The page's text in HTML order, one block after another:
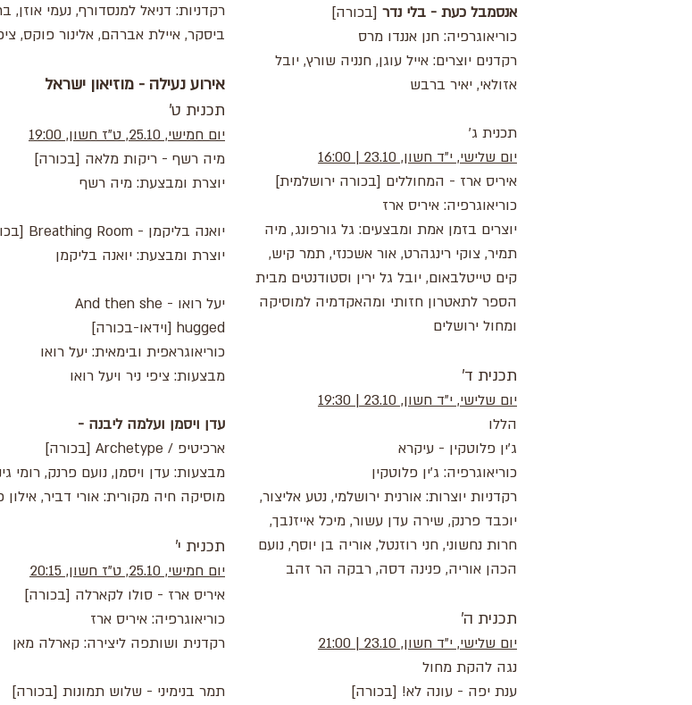
רקדניות: דניאל למנסדורף, נעמי אוזן,
ביסקר, איילת אברהם, אלינור פוקס,
אירוע נעילה - מוזיאון ישראל
תכנית ט'
יום חמישי, 25.10, ט"ז חשון, 19:00
מיה רשף - ריקות מלאה [בכורה]
יוצרת ומבצעת: מיה רשף
יואנה בליקמן - Breathing Room [בכורה]
יוצרת ומבצעת: יואנה בליקמן
יעל רואו - And then she
hugged [וידאו-בכורה]
כוריאוגראפית ובימאית: יעל רואו
מבצעות: ציפי ניר ויעל רואו
עדן ויסמן ועלמה ליבנה -
ארכיטיפ / Archetype [בכורה]
מבצעות: עדן ויסמן, נועם פרנק, רומי
מוסיקה חיה מקורית: אורי דביר, אילון
תכנית י'
יום חמישי, 25.10, ט"ז חשון, 20:15
איריס ארז - סולו לקארלה [בכורה]
כוריאוגרפיה: איריס ארז
רקדנית ושותפה ליצירה: קארלה מאן
תמר בנימיני - שלוש תמונות [בכורה]
אנסמבל כעת - בלי נדר [בכורה]
כוריאוגרפיה: חנן אננדו מרס
רקדנים יוצרים: אייל עוגן, חנניה שורץ, יובל
אזולאי, יאיר ברבש
תכנית ג'
יום שלישי, י"ד חשון, 23.10 | 16:00
איריס ארז - המחוללים [בכורה ירושלמית]
כוריאוגרפיה: איריס ארז
יוצרים בזמן אמת ומבצעים: גל גורפונג, מיה
תמיר, צוקי רינגהרט, אור אשכנזי, תמר קיש,
קים טייטלבאום, יובל גל ירין וסטודנטים מבית
הספר לתאטרון חזותי ומהאקדמיה למוסיקה
ומחול ירושלים
תכנית ד'
יום שלישי, י"ד חשון, 23.10 | 19:30
הללו
ג'ין פלוטקין - עיקרא
כוריאוגרפיה: ג'ין פלוטקין
רקדניות יוצרות: אורנית ירושלמי, נטע אליצור,
יוכבד פרנק, שירה עדן עשור, מיכל אייזנבך,
חרות נחשוני, חני רוזנטל, אוריה בן יוסף, נועם
הכהן אוריה, פנינה דסה, רבקה הר זהב
תכנית ה'
יום שלישי, י"ד חשון, 23.10 | 21:00
נגה להקת מחול
ענת יפה - עונה לא! [בכורה]